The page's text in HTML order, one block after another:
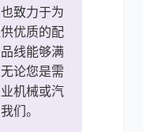
致力于为
优质的配
线能够满
论您是需
机械或汽
们。